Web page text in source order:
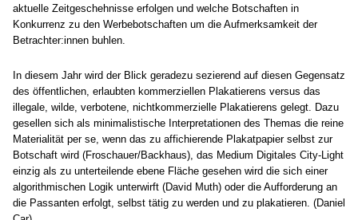
aktuelle Zeitgeschehnisse erfolgen und welche Botschaften in
Konkurrenz zu den Werbebotschaften um die Aufmerksamkeit der
Betrachter:innen buhlen.
In diesem Jahr wird der Blick geradezu sezierend auf diesen Gegensatz
des öffentlichen, erlaubten kommerziellen Plakatierens versus das
illegale, wilde, verbotene, nichtkommerzielle Plakatierens gelegt. Dazu
gesellen sich als minimalistische Interpretationen des Themas die reine
Materialität per se, wenn das zu affichierende Plakatpapier selbst zur
Botschaft wird (Froschauer/Backhaus), das Medium Digitales City-Light
einzig als zu unterteilende ebene Fläche gesehen wird die sich einer
algorithmischen Logik unterwirft (David Muth) oder die Aufforderung an
die Passanten erfolgt, selbst tätig zu werden und zu plakatieren. (Daniel